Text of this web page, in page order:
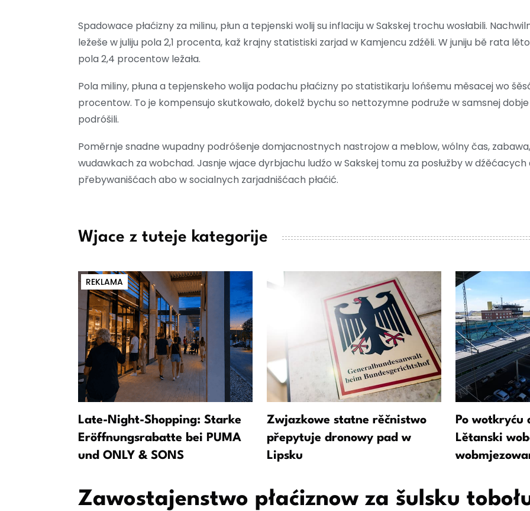
Spadowace płaćizny za milinu, płun a tepjenski wolij su inflaciju w Sakskej trochu wosłabili.
ležeše w juliju pola 2,1 procenta, kaž krajny statistiski zarjad w Kamjencu zdźěli. W juniju bě rata
pola 2,4 procentow ležała.
Pola miliny, płuna a tepjenskeho wolija podachu płaćizny po statistikarju lońšemu měsacej wo
procentow. To je kompensujo skutkowało, dokelž bychu so nettozymne podruže w samsnej
podróšili.
Poměrnje snadne wupadny podróšenje domjacnostnych nastrojow a meblow, wólny čas,
wudawkach za wobchad. Jasnje wjace dyrbjachu ludźo w Sakskej tomu za posłužby w
přebywanišćach abo w socialnych zarjadnišćach płaćić.
Wjace z tuteje kategorije
REKLAMA
Late-Night-Shopping: Starke
Eröffnungsrabatte bei PUMA
und ONLY & SONS
Zwjazkowe statne rěčnistwo
přepytuje dronowy pad w
Lipsku
Po wotkryću
Lětanski
Zawostajenstwo płaćiznow za šulsku